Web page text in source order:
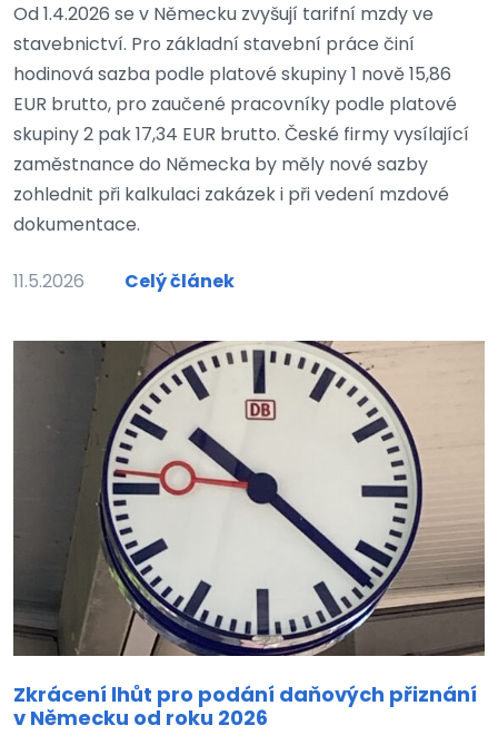
Od 1.4.2026 se v Německu zvyšují tarifní mzdy ve
stavebnictví. Pro základní stavební práce činí
hodinová sazba podle platové skupiny 1 nově 15,86
EUR brutto, pro zaučené pracovníky podle platové
skupiny 2 pak 17,34 EUR brutto. České firmy vysílající
zaměstnance do Německa by měly nové sazby
zohlednit při kalkulaci zakázek i při vedení mzdové
dokumentace.
11.5.2026 Celý článek
Zkrácení lhůt pro podání daňových přiznání
v Německu od roku 2026